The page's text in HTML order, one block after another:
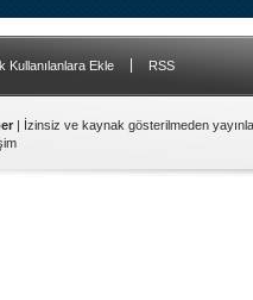
Kullanılanlara Ekle RSS
| İzinsiz ve kaynak gösterilmeden